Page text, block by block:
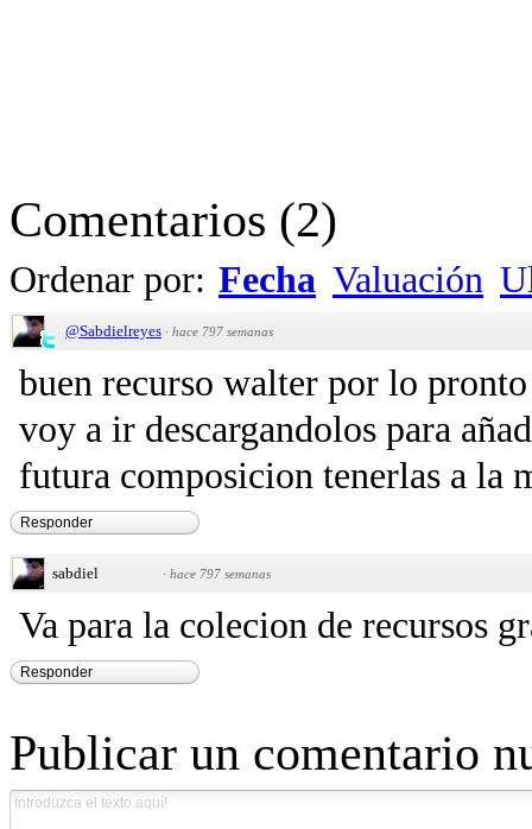
Comentarios (2)
Ordenar por: Fecha Valuación
@Sabdielreyes · hace 797 semanas
buen recurso walter por lo
voy a ir descargandolos para
futura composicion tenerlas a la
Responder
sabdiel · hace 797 semanas
Va para la colecion de recursos
Responder
Publicar un comentario